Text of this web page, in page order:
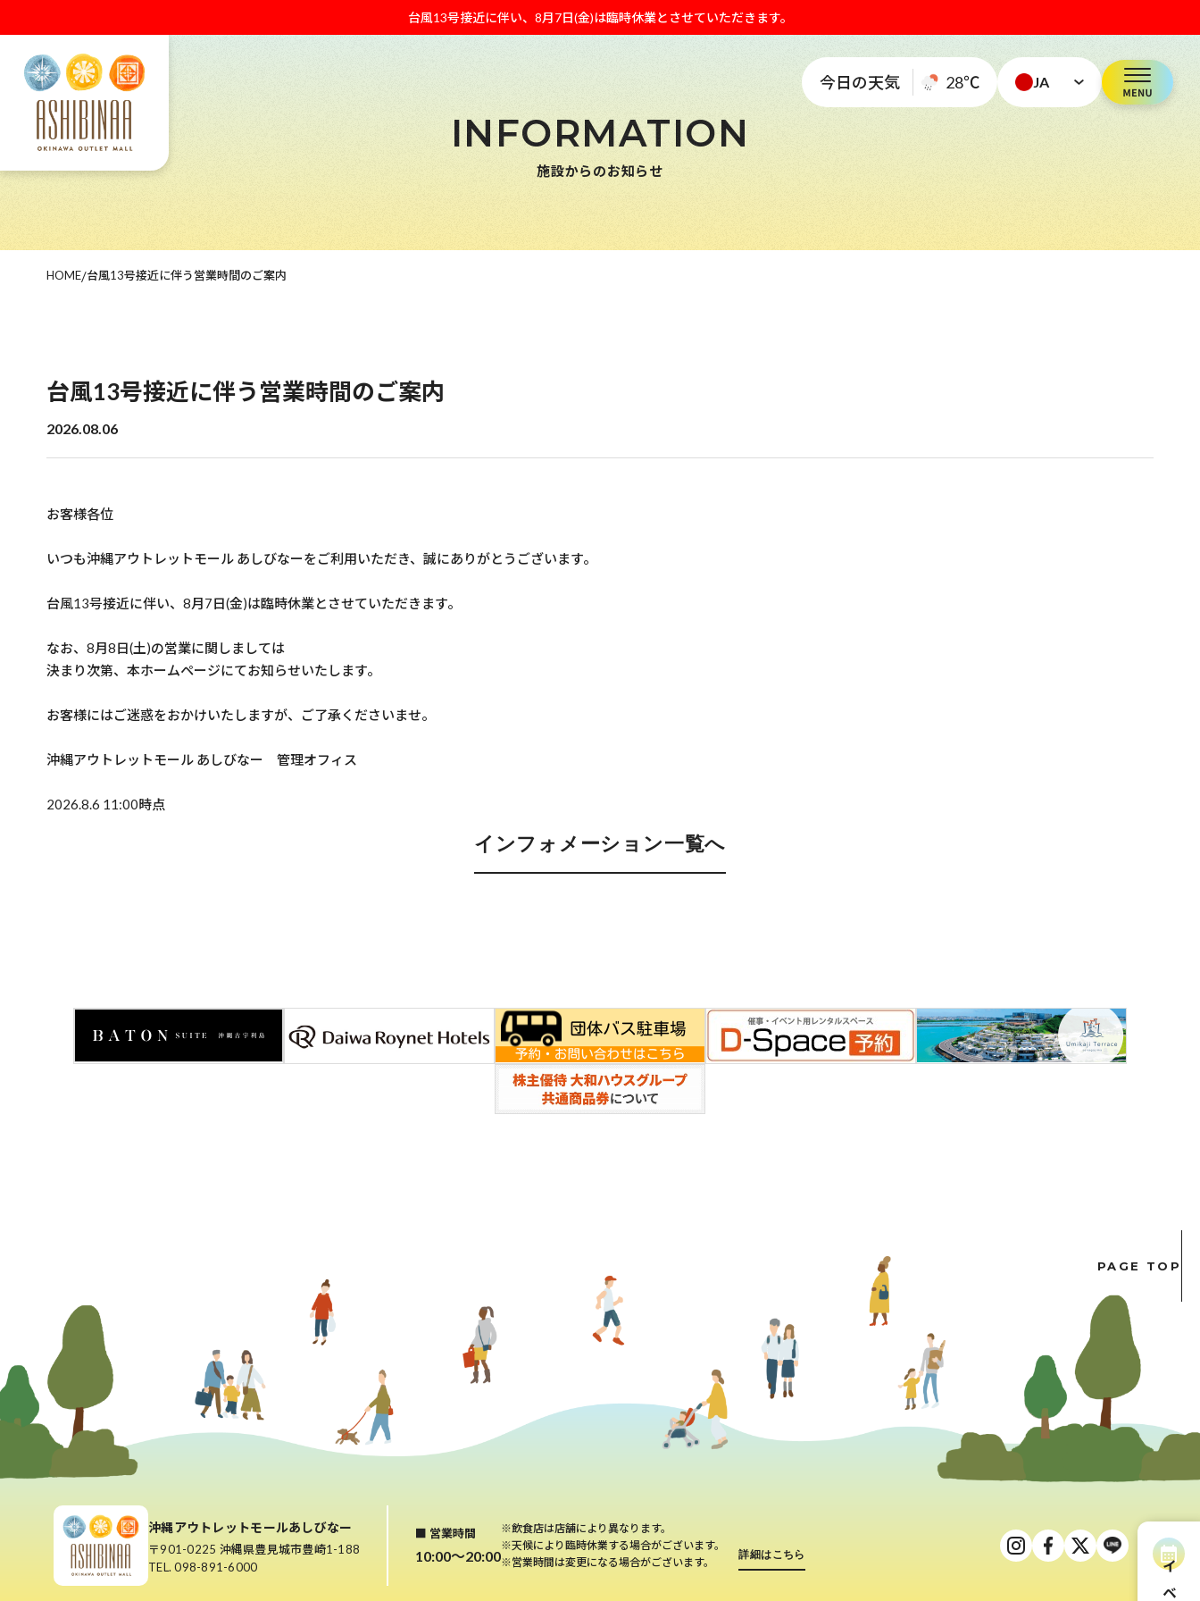
台風13号接近に伴い、8月7日(金)は臨時休業とさせていただきます。
今日の天気 28℃ JA
INFORMATION
施設からのお知らせ
HOME/台風13号接近に伴う営業時間のご案内
台風13号接近に伴う営業時間のご案内
2026.08.06
お客様各位
いつも沖縄アウトレットモール あしびなーをご利用いただき、誠にありがとうございます。
台風13号接近に伴い、8月7日(金)は臨時休業とさせていただきます。
なお、8月8日(土)の営業に関しましては
決まり次第、本ホームページにてお知らせいたします。
お客様にはご迷惑をおかけいたしますが、ご了承くださいませ。
沖縄アウトレットモール あしびなー 管理オフィス
2026.8.6 11:00時点
インフォメーション一覧へ
PAGE TOP
沖縄アウトレットモールあしびなー
〒901-0225 沖縄県豊見城市豊崎1-188
TEL. 098-891-6000
■ 営業時間
10:00～20:00
※飲食店は店舗により異なります。
※天候により臨時休業する場合がございます。
※営業時間は変更になる場合がございます。
詳細はこちら